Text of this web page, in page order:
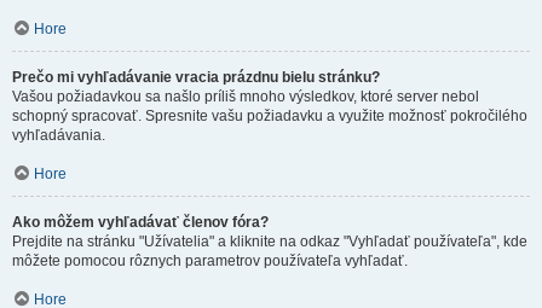
Hore
Prečo mi vyhľadávanie vracia prázdnu bielu stránku?
Vašou požiadavkou sa našlo príliš mnoho výsledkov, ktoré server nebol
schopný spracovať. Spresnite vašu požiadavku a využite možnosť pokročilého
vyhľadávania.
Hore
Ako môžem vyhľadávať členov fóra?
Prejdite na stránku "Užívatelia" a kliknite na odkaz "Vyhľadať používateľa", kde
môžete pomocou rôznych parametrov používateľa vyhľadať.
Hore